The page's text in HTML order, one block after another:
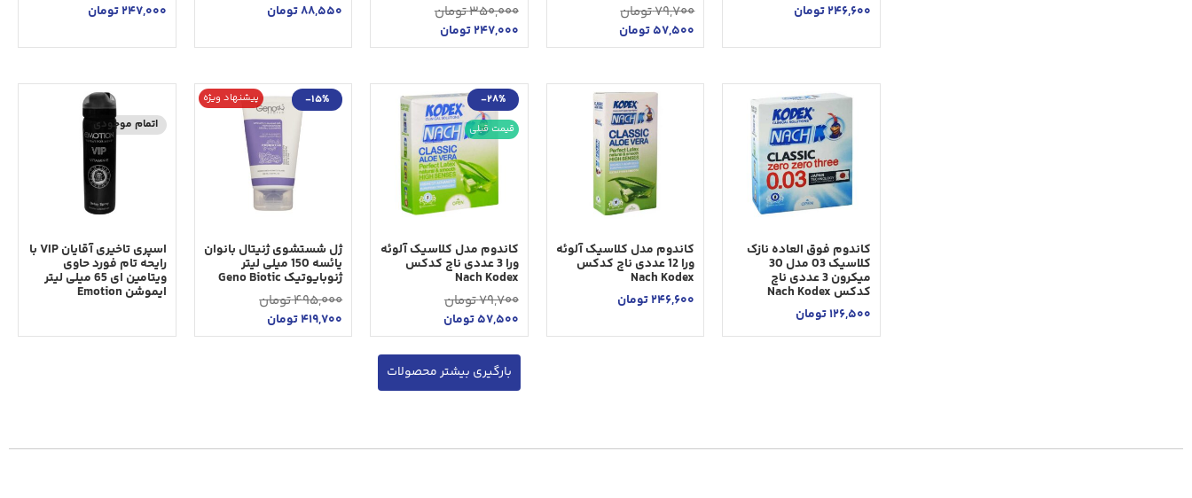
246,600تومان 79,700تومان
57,500تومان
350,000تومان
247,000تومان
88,550تومان
247,000تومان
کاندوم فوق العاده نازک
کلاسیک 03 مدل 30
میکرون 3 عددی ناچ
کدکس Nach Kodex
126,500تومان
کاندوم مدل کلاسیک آلوئه
ورا 12 عددی ناچ کدکس
Nach Kodex
246,600تومان
قیمت قبلی
-28%
کاندوم مدل کلاسیک آلوئه
ورا 3 عددی ناچ کدکس
Nach Kodex
79,700تومان
57,500تومان
پیشنهاد ویژه -15%
ژل شستشوی ژنیتال بانوان
یائسه 150 میلی لیتر
ژنوبایوتیک Geno Biotic
495,000تومان
419,700تومان
اتمام موجودی
اسپری تاخیری آقایان VIP با
رایحه تام فورد حاوی
ویتامین ای 65 میلی لیتر
ایموشن Emotion
بارگیری بیشتر محصولات